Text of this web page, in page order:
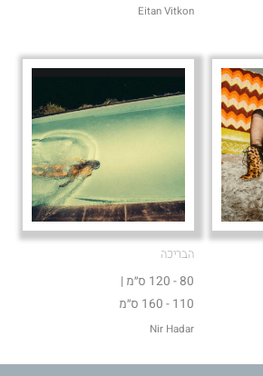
Eitan Vitkon
הבריכה
80 - 120 ס״מ |
110 - 160 ס״מ
Nir Hadar